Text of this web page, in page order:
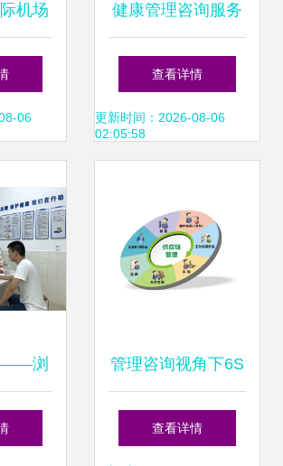
机场
空港
”，提
06
健康管理咨询服务
市场兴起的动因分
析
查看详情
更新时间：2026-08-06
02:05:58
——浏
生城
管理咨询视角下6S
现场管理与团队建
查看详情